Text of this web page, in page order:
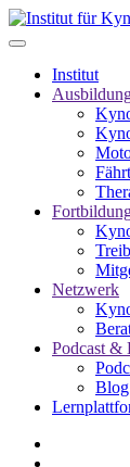
Institut
Netzwerk
Podcast &
Blog